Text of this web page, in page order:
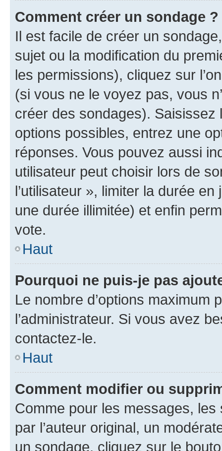
Comment créer un sondage ?
Il est facile de créer un
sujet ou la modification du
les permissions), cliquez sur
(si vous ne le voyez pas, vous
créer des sondages).
options possibles, entrez une
réponses. Vous pouvez aussi
utilisateur peut choisir lors de
l’utilisateur », limiter la durée
une durée illimitée) et enfin
vote.
Haut
Pourquoi ne puis-je pas
Le nombre d’options maximum
l’administrateur. Si vous avez
contactez-le.
Haut
Comment modifier ou
Comme pour les messages,
par l’auteur original, un
un sondage, cliquez sur le